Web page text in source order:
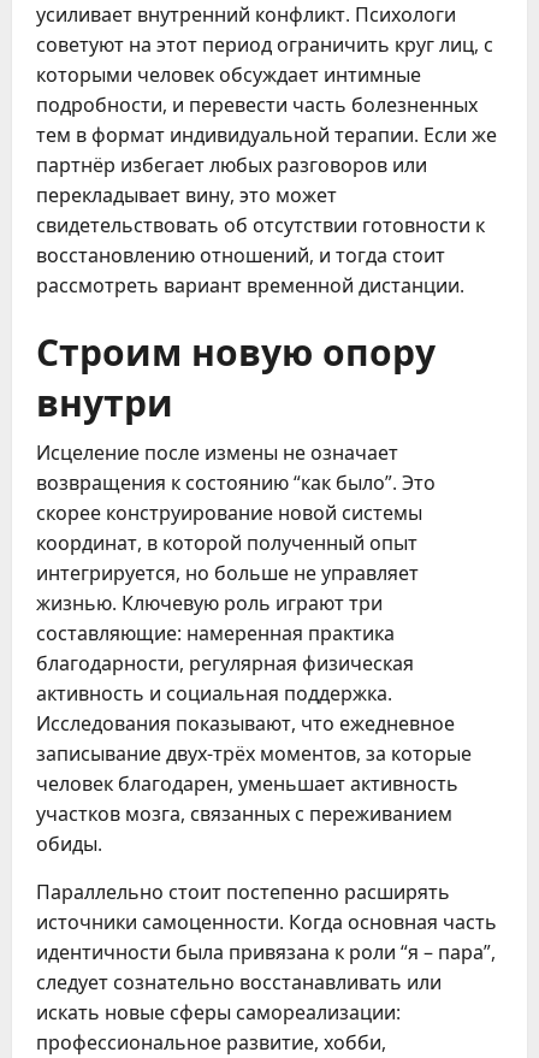
усиливает внутренний конфликт. Психологи
советуют на этот период ограничить круг лиц, с
которыми человек обсуждает интимные
подробности, и перевести часть болезненных
тем в формат индивидуальной терапии. Если же
партнёр избегает любых разговоров или
перекладывает вину, это может
свидетельствовать об отсутствии готовности к
восстановлению отношений, и тогда стоит
рассмотреть вариант временной дистанции.
Строим новую опору
внутри
Исцеление после измены не означает
возвращения к состоянию “как было”. Это
скорее конструирование новой системы
координат, в которой полученный опыт
интегрируется, но больше не управляет
жизнью. Ключевую роль играют три
составляющие: намеренная практика
благодарности, регулярная физическая
активность и социальная поддержка.
Исследования показывают, что ежедневное
записывание двух-трёх моментов, за которые
человек благодарен, уменьшает активность
участков мозга, связанных с переживанием
обиды.
Параллельно стоит постепенно расширять
источники самоценности. Когда основная часть
идентичности была привязана к роли “я – пара”,
следует сознательно восстанавливать или
искать новые сферы самореализации:
профессиональное развитие, хобби,